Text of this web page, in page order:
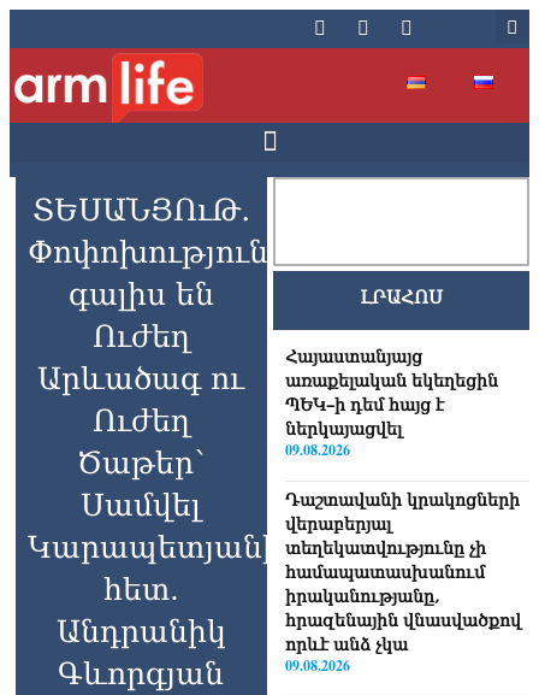
ՏԵՍԱՆՅՈւԹ․
Փոփոխությունները
գալիս են
Ուժեղ
Արևածագ ու
Ուժեղ
Ծաթեր՝
Սամվել
Կարապետյանի
հետ.
Անդրանիկ
Գևորգյան
ԼՐԱՀՈՍ
Հայաստանյայց
առաքելական եկեղեցին
ՊԵԿ–ի դեմ հայց է
ներկայացվել
09.08.2026
Դաշտավանի կրակոցների
վերաբերյալ
տեղեկատվությունը չի
համապատասխանում
իրականությանը,
հրազենային վնասվածքով
որևէ անձ չկա
09.08.2026